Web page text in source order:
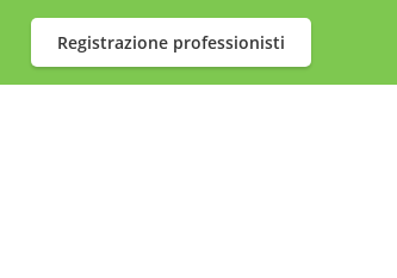
Registrazione professionisti